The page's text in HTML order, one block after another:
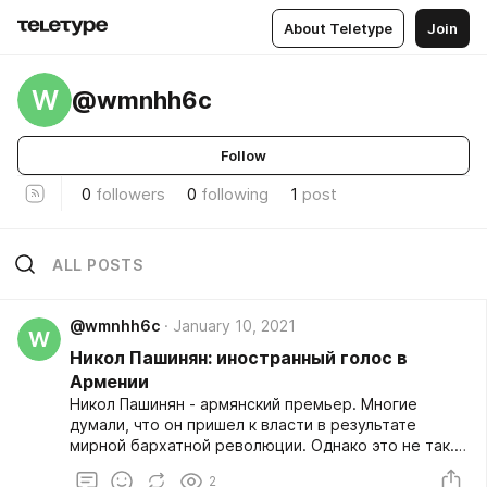
About Teletype Join
W @wmnhh6c
Follow
0 followers 0 following 1 post
ALL POSTS
W
@wmnhh6c January 10, 2021
Никол Пашинян: иностранный голос в
Армении
Никол Пашинян - армянский премьер. Многие
думали, что он пришел к власти в результате
мирной бархатной революции. Однако это не так.
2